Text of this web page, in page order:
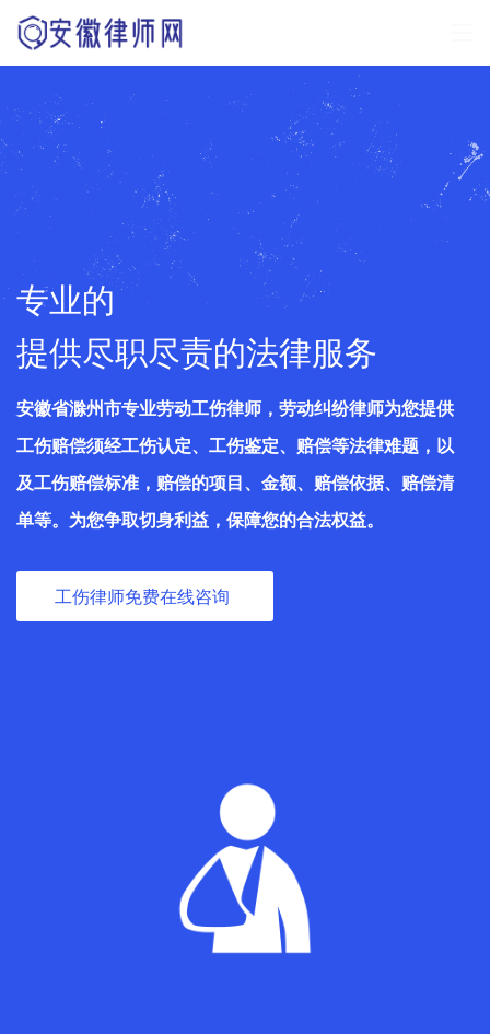
专业的
提供尽职尽责的法律服务
安徽省滁州市专业劳动工伤律师，劳动纠纷律师为您提供
工伤赔偿须经工伤认定、工伤鉴定、赔偿等法律难题，以
及工伤赔偿标准，赔偿的项目、金额、赔偿依据、赔偿清
单等。为您争取切身利益，保障您的合法权益。
工伤律师免费在线咨询